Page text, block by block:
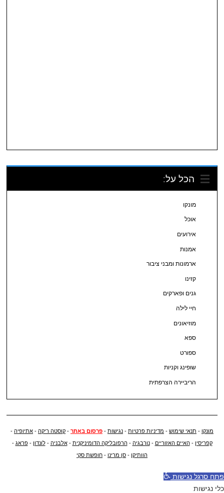
הכל על:
מונקו
אוכל
אירועים
אמנות
ארמונות ומבני ציבור
קזינו
גנים ופארקים
חיי לילה
מוזיאונים
ספא
ספורט
שופינג וקניות
הריביירה הצרפתית
מונקו - תנאי שימוש - מדיניות פרטיות - נגישות - פרסום באתר - קוסטה ריקה - אתיופיה -
קפריסין -האיים האזוריים -נורבגיה -הרפובליקה הדומיניקנית -אלבניה -לונדון -פראג -
הוותיקן - סן מרינו - חופשת סקי
פתח סרגל נגישות
כלי נגישות